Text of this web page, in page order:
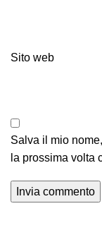
Sito web
Salva il mio
la prossima volta